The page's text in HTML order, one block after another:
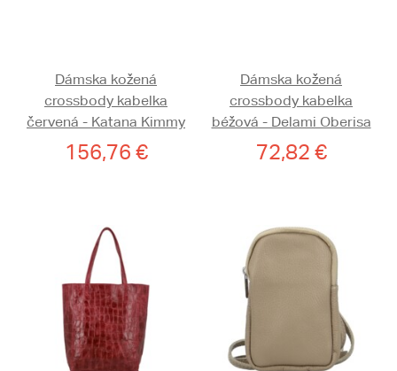
Dámska kožená
crossbody kabelka
červená - Katana Kimmy
156,76 €
Dámska kožená
crossbody kabelka
béžová - Delami Oberisa
72,82 €